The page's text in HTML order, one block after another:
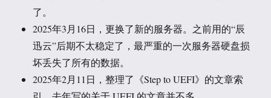
了。
2025年3月16日，更换了新的服务器。之前用的“辰
迅云”后期不太稳定了，最严重的一次服务器硬盘损
坏丢失了所有的数据。
2025年2月11日，整理了《Step to UEFI》的文章索